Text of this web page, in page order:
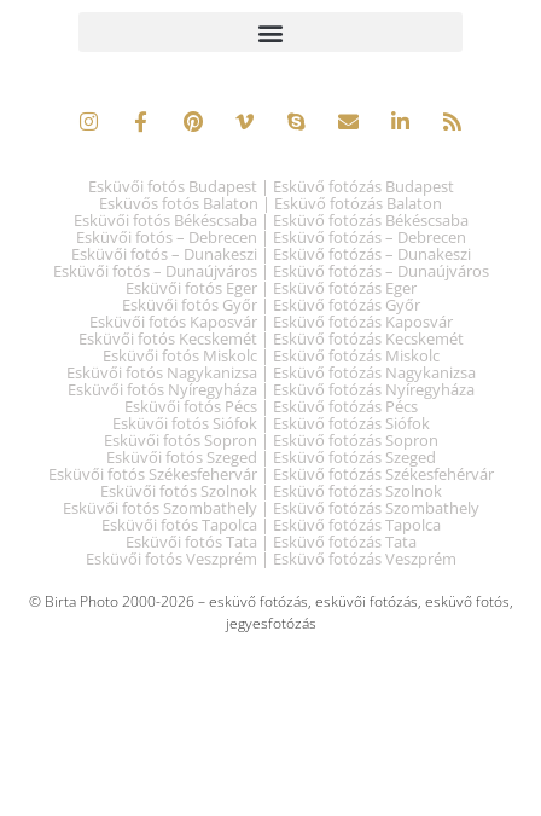
Esküvői fotós Budapest | Esküvő fotózás Budapest
Esküvős fotós Balaton | Esküvő fotózás Balaton
Esküvői fotós Békéscsaba | Esküvő fotózás Békéscsaba
Esküvői fotós – Debrecen | Esküvő fotózás – Debrecen
Esküvői fotós – Dunakeszi | Esküvő fotózás – Dunakeszi
Esküvői fotós – Dunaújváros | Esküvő fotózás – Dunaújváros
Esküvői fotós Eger | Esküvő fotózás Eger
Esküvői fotós Győr | Esküvő fotózás Győr
Esküvői fotós Kaposvár | Esküvő fotózás Kaposvár
Esküvői fotós Kecskemét | Esküvő fotózás Kecskemét
Esküvői fotós Miskolc | Esküvő fotózás Miskolc
Esküvői fotós Nagykanizsa | Esküvő fotózás Nagykanizsa
Esküvői fotós Nyíregyháza | Esküvő fotózás Nyíregyháza
Esküvői fotós Pécs | Esküvő fotózás Pécs
Esküvői fotós Siófok | Esküvő fotózás Siófok
Esküvői fotós Sopron | Esküvő fotózás Sopron
Esküvői fotós Szeged | Esküvő fotózás Szeged
Esküvői fotós Székesfehervár | Esküvő fotózás Székesfehérvár
Esküvői fotós Szolnok | Esküvő fotózás Szolnok
Esküvői fotós Szombathely | Esküvő fotózás Szombathely
Esküvői fotós Tapolca | Esküvő fotózás Tapolca
Esküvői fotós Tata | Esküvő fotózás Tata
Esküvői fotós Veszprém | Esküvő fotózás Veszprém
© Birta Photo 2000-2026 – esküvő fotózás, esküvői fotózás, esküvő fotós,
jegyesfotózás